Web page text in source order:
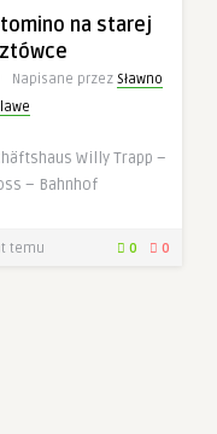
na starej
Napisane przez Sławno
Willy Trapp –
– Bahnhof
temu 0 0